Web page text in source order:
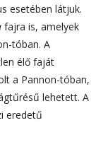
esetében látjuk.
fajra is, amelyek
tóban. A
élő faját
a Pannon-tóban,
lehetett. A
eredetű